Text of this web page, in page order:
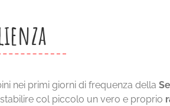
nei primi giorni di frequenza della
col piccolo un vero e proprio